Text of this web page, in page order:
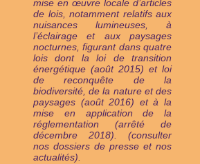
mise en œuvre locale d’articles
de lois, notamment relatifs aux
nuisances lumineuses, à
l’éclairage et aux paysages
nocturnes, figurant dans quatre
lois dont la loi de transition
énergétique (août 2015) et loi
de reconquête de la
biodiversité, de la nature et des
paysages (août 2016) et à la
mise en application de la
réglementation (arrêté de
décembre 2018). (consulter
nos dossiers de presse et nos
actualités).